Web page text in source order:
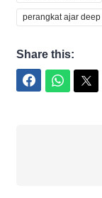
perangkat ajar
Share this: